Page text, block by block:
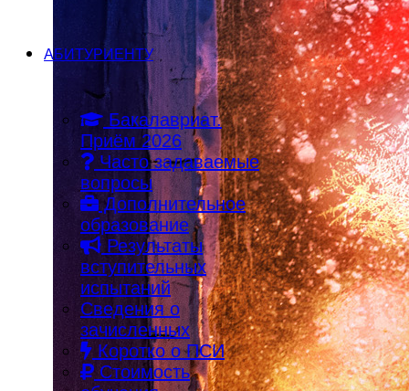
АБИТУРИЕНТУ
Бакалавриат.
Приём 2026
Часто задаваемые
вопросы
Дополнительное
образование
Результаты
вступительных
испытаний
Сведения о
зачисленных
Коротко о ПСИ
Стоимость